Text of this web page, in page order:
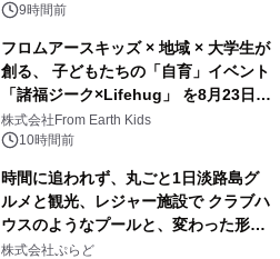
9時間前
フロムアースキッズ × 地域 × 大学生が
創る、 子どもたちの「自育」イベント
「諸福ジーク×Lifehug」 を8月23日
(日)開催
株式会社From Earth Kids
10時間前
時間に追われず、丸ごと1日淡路島グ
ルメと観光、レジャー施設で クラブハ
ウスのようなプールと、変わった形の
サウナも 「THE BOXY AWAJI」のお
株式会社ぷらど